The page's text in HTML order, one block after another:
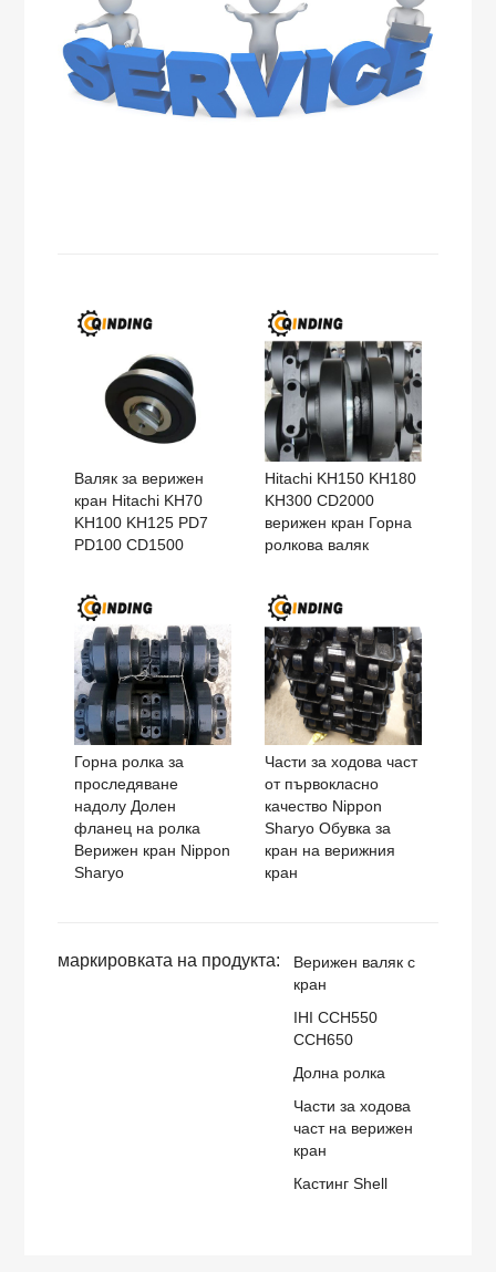
Валяк за верижен
кран Hitachi KH70
KH100 KH125 PD7
PD100 CD1500
Hitachi KH150 KH180
KH300 CD2000
верижен кран Горна
ролкова валяк
Горна ролка за
проследяване
надолу Долен
фланец на ролка
Верижен кран Nippon
Sharyo
Части за ходова част
от първокласно
качество Nippon
Sharyo Обувка за
кран на верижния
кран
маркировката на продукта:
Верижен валяк с
кран
IHI CCH550
CCH650
Долна ролка
Части за ходова
част на верижен
кран
Кастинг Shell